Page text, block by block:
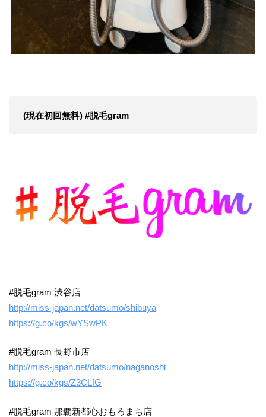
​(現在初回無料) #脱毛gram
#脱毛gram 渋谷店
http://miss-japan.net/datsumo/shibuya
https://g.co/kgs/wYSwPK
#脱毛gram 長野市店
http://miss-japan.net/datsumo/naganoshi
https://g.co/kgs/Z3CLfG
#脱毛gram 那覇新都心おもろまち店